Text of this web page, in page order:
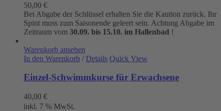
50,00 €
Bei Abgabe der Schlüssel erhalten Sie die Kaution zurück. Ihr
Spint muss zum Saisonende geleert sein. Achtung Abgabe im
Zeitraum vom 30.09. bis 15.10. im Hallenbad !
Warenkorb ansehen
In den Warenkorb / Details Quick View
Einzel-Schwimmkurse für Erwachsene
40,00 €
inkl. 7 % MwSt.